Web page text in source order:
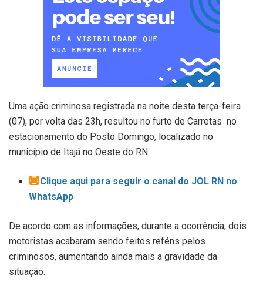
Uma ação criminosa registrada na noite desta terça-feira
(07), por volta das 23h, resultou no furto de Carretas no
estacionamento do Posto Domingo, localizado no
município de Itajá no Oeste do RN.
Clique aqui para seguir o canal do JOL RN no
WhatsApp
De acordo com as informações, durante a ocorrência, dois
motoristas acabaram sendo feitos reféns pelos
criminosos, aumentando ainda mais a gravidade da
situação.